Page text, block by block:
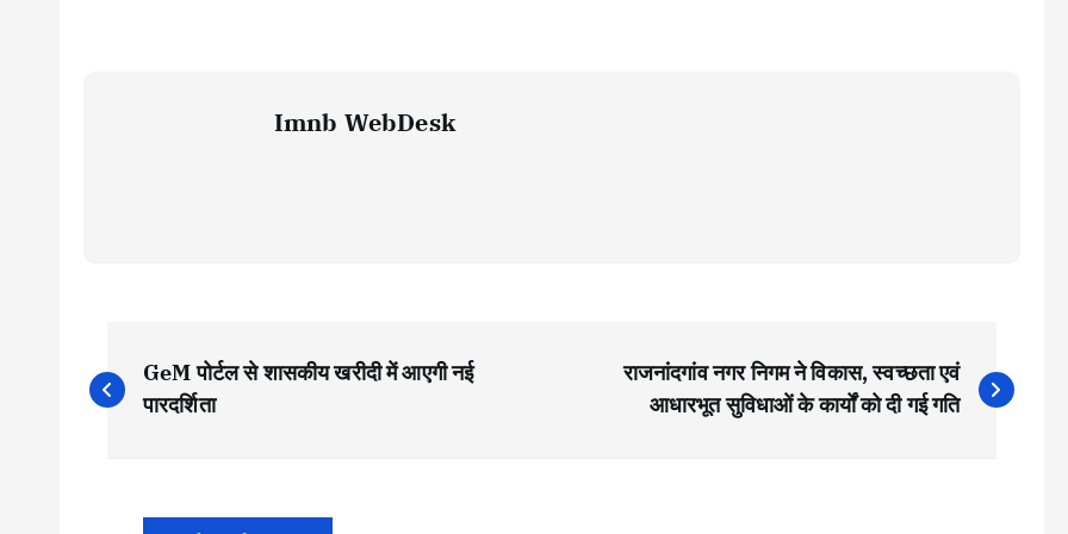
Imnb WebDesk
P
o
GeM पोर्टल से शासकीय खरीदी में आएगी नई
पारदर्शिता
राजनांदगांव नगर निगम ने विकास, स्वच्छता एवं
आधारभूत सुविधाओं के कार्यों को दी गई गति